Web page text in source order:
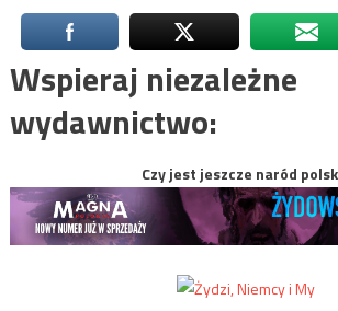
Wspieraj niezależne
wydawnictwo:
Czy jest jeszcze naród